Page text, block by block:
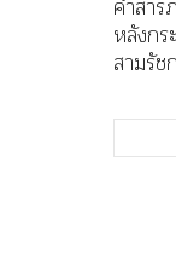
หลังกร
สามรั